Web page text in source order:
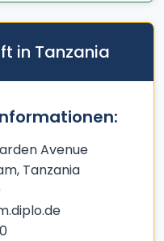
in Tanzania
Avenue
Tanzania